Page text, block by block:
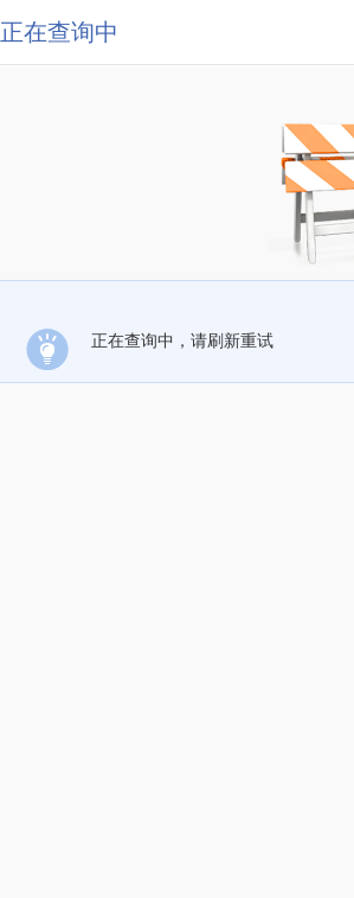
正在查询中
正在查询中，请刷新重试